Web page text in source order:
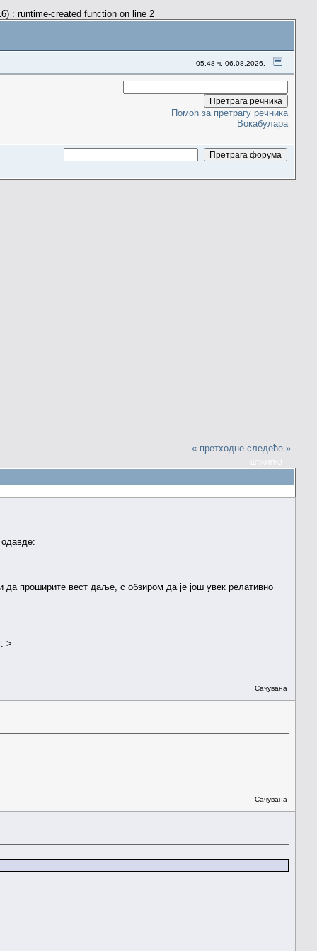
: runtime-created function on line 2
05.48 ч. 06.08.2026.
Помоћ за претрагу речника
Вокабулара
« претходне следеће »
да проширите вест даље, с обзиром да је још увек релативно
>
Сачувана
Сачувана